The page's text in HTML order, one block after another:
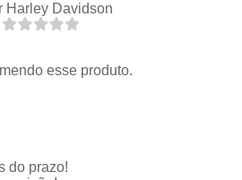
Harley Davidson
esse produto.
do prazo!